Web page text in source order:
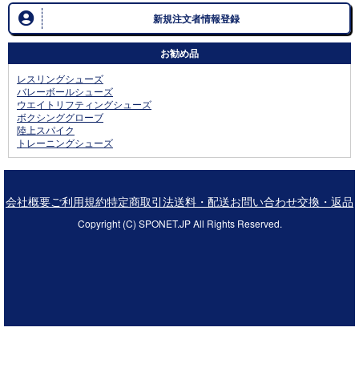
新規注文者情報登録
お勧め品
レスリングシューズ
バレーボールシューズ
ウエイトリフティングシューズ
ボクシンググローブ
陸上スパイク
トレーニングシューズ
会社概要ご利用規約特定商取引法送料・配送お問い合わせ交換・返品
Copyright (C) SPONET.JP All Rights Reserved.